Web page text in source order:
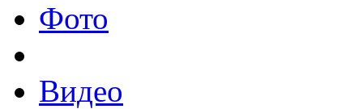
Фото
Видео